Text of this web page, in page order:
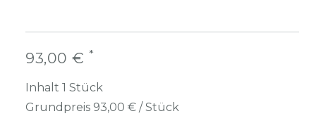
93,00 € *
Inhalt 1 Stück
Grundpreis 93,00 € / Stück